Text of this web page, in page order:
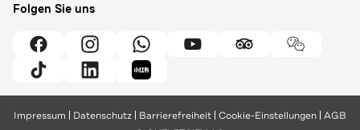
Folgen Sie uns
Impressum Datenschutz Barrierefreiheit Cookie-Einstellungen AGB